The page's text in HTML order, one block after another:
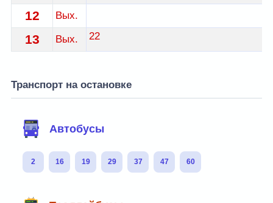
12 Вых.
13 Вых. 22
Транспорт на остановке
Автобусы
2 16 19 29 37 47 60